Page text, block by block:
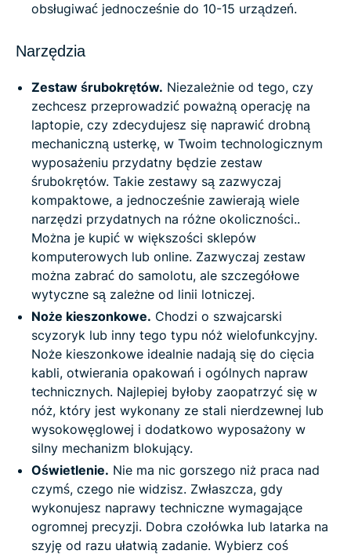
obsługiwać jednocześnie do 10-15 urządzeń.
Narzędzia
Zestaw śrubokrętów. Niezależnie od tego, czy
zechcesz przeprowadzić poważną operację na
laptopie, czy zdecydujesz się naprawić drobną
mechaniczną usterkę, w Twoim technologicznym
wyposażeniu przydatny będzie zestaw
śrubokrętów. Takie zestawy są zazwyczaj
kompaktowe, a jednocześnie zawierają wiele
narzędzi przydatnych na różne okoliczności..
Można je kupić w większości sklepów
komputerowych lub online. Zazwyczaj zestaw
można zabrać do samolotu, ale szczegółowe
wytyczne są zależne od linii lotniczej.
Noże kieszonkowe. Chodzi o szwajcarski
scyzoryk lub inny tego typu nóż wielofunkcyjny.
Noże kieszonkowe idealnie nadają się do cięcia
kabli, otwierania opakowań i ogólnych napraw
technicznych. Najlepiej byłoby zaopatrzyć się w
nóż, który jest wykonany ze stali nierdzewnej lub
wysokowęglowej i dodatkowo wyposażony w
silny mechanizm blokujący.
Oświetlenie. Nie ma nic gorszego niż praca nad
czymś, czego nie widzisz. Zwłaszcza, gdy
wykonujesz naprawy techniczne wymagające
ogromnej precyzji. Dobra czołówka lub latarka na
szyję od razu ułatwią zadanie. Wybierz coś